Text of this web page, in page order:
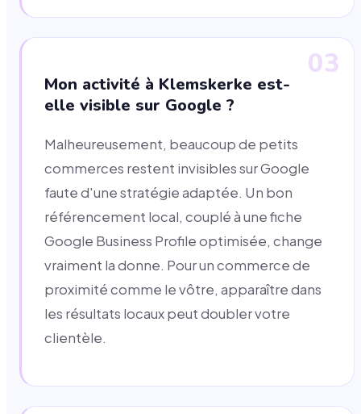
03
Mon activité à Klemskerke est-
elle visible sur Google ?
Malheureusement, beaucoup de petits
commerces restent invisibles sur Google
faute d'une stratégie adaptée. Un bon
référencement local, couplé à une fiche
Google Business Profile optimisée, change
vraiment la donne. Pour un commerce de
proximité comme le vôtre, apparaître dans
les résultats locaux peut doubler votre
clientèle.